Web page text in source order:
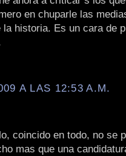
en chuparle las
historia. Es un cara de
A LAS 12:53 A.M.
coincido en todo, no se
mas que una